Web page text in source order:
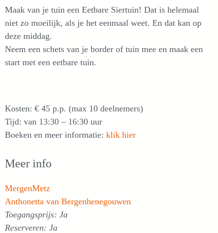
Maak van je tuin een Eetbare Siertuin! Dat is helemaal
niet zo moeilijk, als je het eenmaal weet. En dat kan op
deze middag.
Neem een schets van je border of tuin mee en maak een
start met een eetbare tuin.
Kosten: € 45 p.p. (max 10 deelnemers)
Tijd: van 13:30 – 16:30 uur
Boeken en meer informatie: klik hier
Meer info
MergenMetz
Anthonetta van Bergenhenegouwen
Toegangsprijs: Ja
Reserveren: Ja